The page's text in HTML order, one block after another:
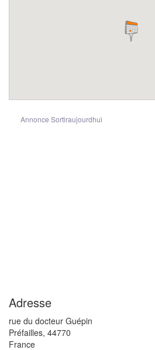
Annonce Sortiraujourdhui
Adresse
rue du docteur Guépin
Préfailles, 44770
France